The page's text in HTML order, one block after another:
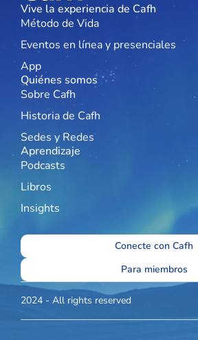
Vive la experiencia de Cafh
Método de Vida
Eventos en línea y presenciales
App
Quiénes somos
Sobre Cafh
Historia de Cafh
Sedes y Redes
Aprendizaje
Podcasts
Libros
Insights
Conecte con Cafh
Para miembros
2024 - All rights reserved